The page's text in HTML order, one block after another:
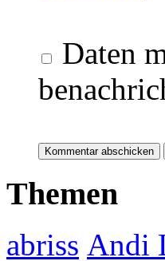
Daten
Themen
abriss Andi